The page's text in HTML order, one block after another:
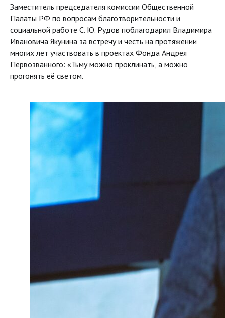
Заместитель председателя комиссии Общественной
Палаты РФ по вопросам благотворительности и
социальной работе С. Ю. Рудов поблагодарил Владимира
Ивановича Якунина за встречу и честь на протяжении
многих лет участвовать в проектах Фонда Андрея
Первозванного: «Тьму можно проклинать, а можно
прогонять её светом.